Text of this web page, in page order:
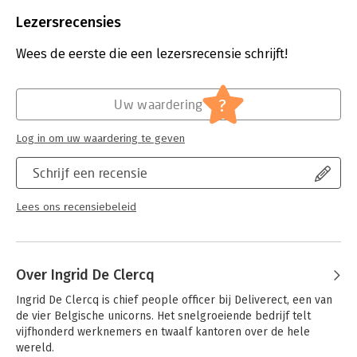
Bestandsformaat:
Uitgever:
Pelckmans
Hoofdrubriek: Strategisch management
Lezersrecensies
Wees de eerste die een lezersrecensie schrijft!
Schrijf een recensie
Lees ons recensiebeleid
Uw waardering ?
Log in om uw waardering te geven
Over Ingrid De Clercq
Ingrid De Clercq is chief people officer bij Deliverect, een van
de vier Belgische unicorns. Het snelgroeiende bedrijf telt
vijfhonderd werknemers en twaalf kantoren over de hele
wereld.